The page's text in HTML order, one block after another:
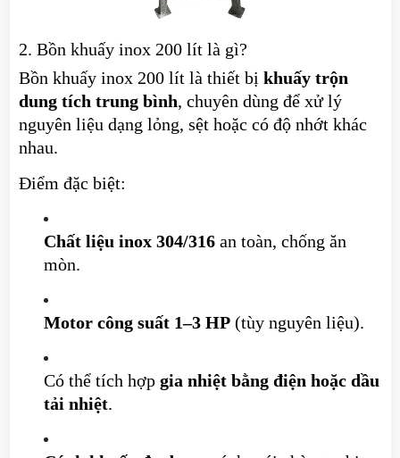
2. Bồn khuấy inox 200 lít là gì?
Bồn khuấy inox 200 lít là thiết bị khuấy trộn
dung tích trung bình, chuyên dùng để xử lý
nguyên liệu dạng lỏng, sệt hoặc có độ nhớt khác
nhau.
Điểm đặc biệt:
Chất liệu inox 304/316an toàn, chống ăn
mòn.
Motor công suất 1–3 HP(tùy nguyên liệu).
Có thể tích hợp gia nhiệt bằng điện hoặc dầu
tải nhiệt.